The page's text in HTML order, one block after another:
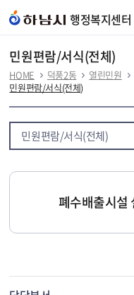
행정복지센터
민원편람/서식(전체)
HOME 덕풍2동 열린민원
민원편람/서식(전체)
민원편람/서식(전체)
폐수배출시설